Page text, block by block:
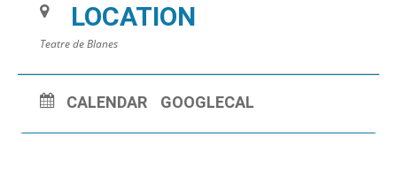
eventos programados.
LOCATION
Teatre de Blanes
CALENDAR GOOGLECAL